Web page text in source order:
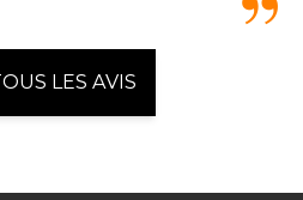
LES AVIS